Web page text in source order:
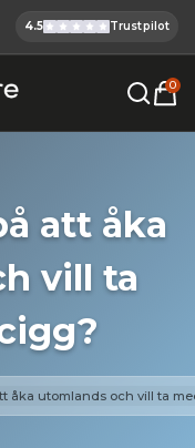
Cigge.se Is
4.5 Trustpilot
E-juice, Snus &
0
att åka
vill ta
åka utomlands och vill ta